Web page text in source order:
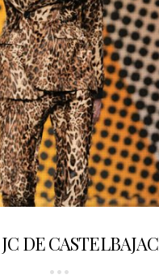
DE CASTELBAJAC